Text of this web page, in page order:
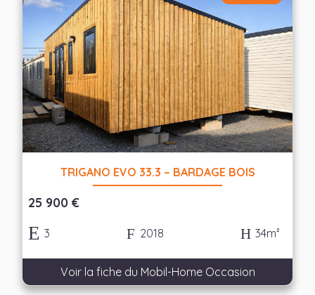
TRIGANO EVO 33.3 – BARDAGE BOIS
25 900 €
3 2018 34m²
Voir la fiche du Mobil-Home Occasion